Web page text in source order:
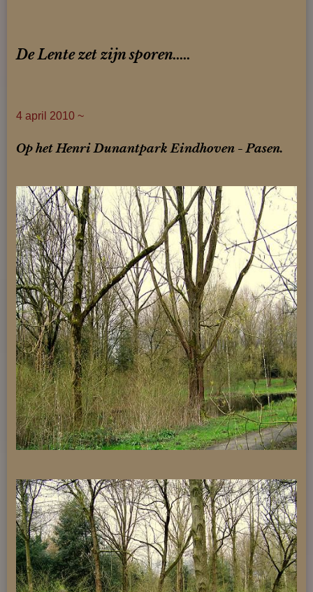
De Lente zet zijn sporen.....
4 april 2010 ~
Op het Henri Dunantpark Eindhoven -Pasen.